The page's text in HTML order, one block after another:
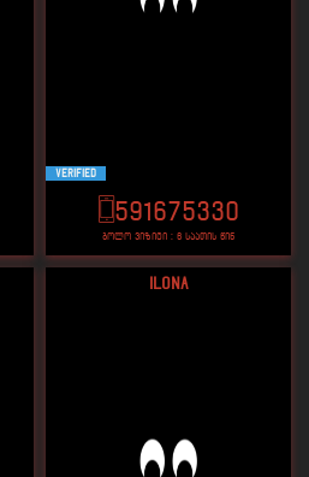
VERIFIED
591675330
ბოლო ვიზიტი : 6 საათის წინ
Ilona